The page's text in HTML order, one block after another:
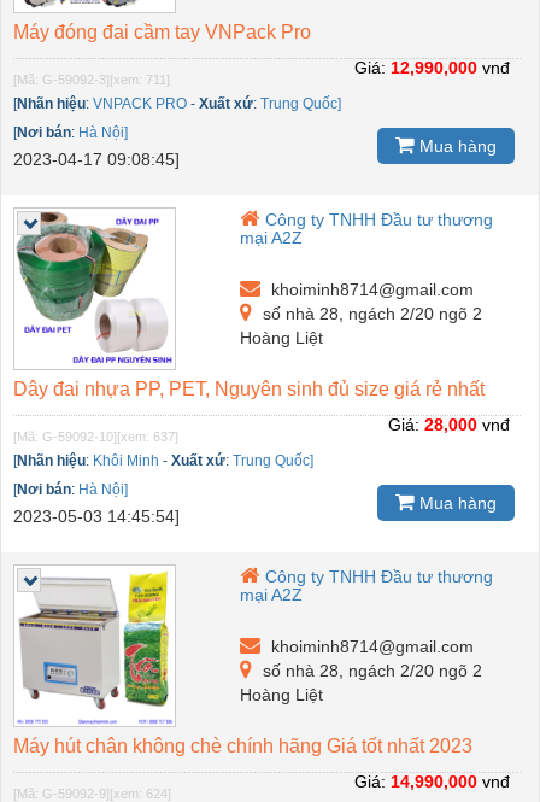
Máy đóng đai cầm tay VNPack Pro
[Mã: G-59092-3][xem: 711]
[Nhãn hiệu: VNPACK PRO - Xuất xứ: Trung Quốc]
[Nơi bán: Hà Nội]
2023-04-17 09:08:45]
Giá: 12,990,000 vnđ
Mua hàng
Công ty TNHH Đầu tư thương
mại A2Z
khoiminh8714@gmail.com
số nhà 28, ngách 2/20 ngõ 2
Hoàng Liệt
Dây đai nhựa PP, PET, Nguyên sinh đủ size giá rẻ nhất
[Mã: G-59092-10][xem: 637]
[Nhãn hiệu: Khôi Minh - Xuất xứ: Trung Quốc]
[Nơi bán: Hà Nội]
2023-05-03 14:45:54]
Giá: 28,000 vnđ
Mua hàng
Công ty TNHH Đầu tư thương
mại A2Z
khoiminh8714@gmail.com
số nhà 28, ngách 2/20 ngõ 2
Hoàng Liệt
Máy hút chân không chè chính hãng Giá tốt nhất 2023
[Mã: G-59092-9][xem: 624]
Giá: 14,990,000 vnđ